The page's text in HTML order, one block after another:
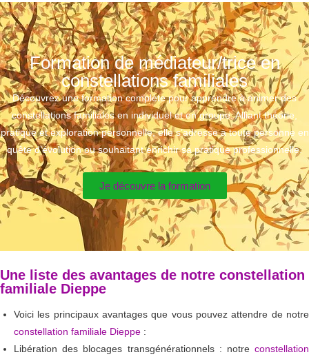
Formation de médiateur/trice en
constellations familiales
Découvrez une formation complète pour apprendre à animer des
constellations familiales en individuel et en groupe. Alliant théorie,
pratique et exploration personnelle, elle s’adresse à toute personne en
quête d’évolution ou souhaitant enrichir sa pratique professionnelle.
Je découvre la formation
Une liste des avantages de notre constellation
familiale Dieppe
Voici les principaux avantages que vous pouvez attendre de notre
constellation familiale Dieppe :
Libération des blocages transgénérationnels : notre constellation